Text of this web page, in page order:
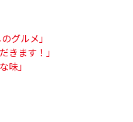
グルメ」
きます！」
味」